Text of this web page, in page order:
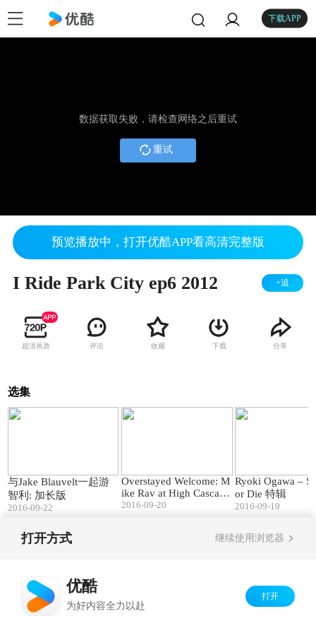
下载APP
数据获取失败，请检查网络之后重试
重试
预览播放中，打开优酷APP看高清完整版
I Ride Park City ep6 2012 +追
超清画质 评论 收藏 下载 分享
选集
与Jake Blauvelt一起游
智利: 加长版
2016-09-22
Overstayed Welcome: M
ike Rav at High Cascade
2016
2016-09-20
Ryoki Ogawa –
or Die 特辑
2016-09-19
打开方式 继续使用浏览器
优酷
为好内容全力以赴
打开